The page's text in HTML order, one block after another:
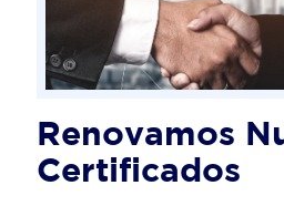
Renovamos
Certificados